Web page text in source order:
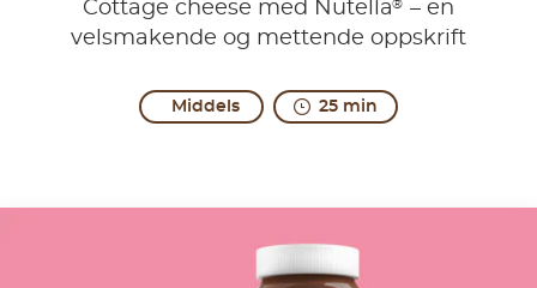
Cottage cheese med Nutella® – en
velsmakende og mettende oppskrift
Middels 25 min